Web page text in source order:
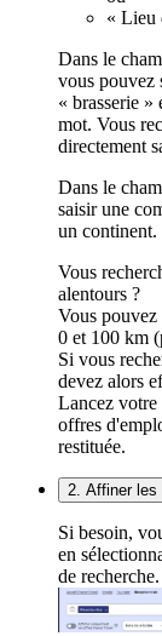
« Lieu
Dans le
vous pouvez
« brasserie »
mot. Vous
directement
Dans le
saisir une
un continent.
Vous
alentours ?
Vous pouvez
0 et 100 km
Si vous
devez alors
Lancez votre
offres
restituée.
2. Affiner les
Si besoin,
en
de recherche.